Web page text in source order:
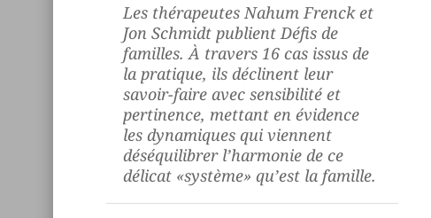
Les thérapeutes Nahum Frenck et
Jon Schmidt publientDéfis de
familles. À travers 16 cas issus de
la pratique, ils déclinent leur
savoir-faire avec sensibilité et
pertinence, mettant en évidence
les dynamiques qui viennent
déséquilibrer l’harmonie de ce
délicat «système» qu’est la famille.